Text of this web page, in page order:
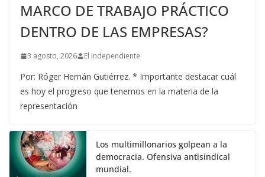
MARCO DE TRABAJO PRÁCTICO
DENTRO DE LAS EMPRESAS?
3 agosto, 2026 El Independiente
Por: Róger Hernán Gutiérrez. * Importante destacar cuál
es hoy el progreso que tenemos en la materia de la
representación
Los multimillonarios golpean a la
democracia. Ofensiva antisindical
mundial.